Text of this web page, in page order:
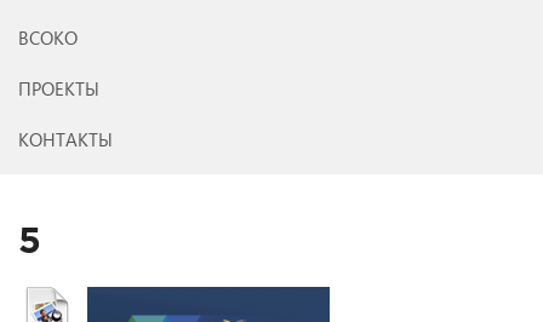
ВСОКО
ПРОЕКТЫ
КОНТАКТЫ
5